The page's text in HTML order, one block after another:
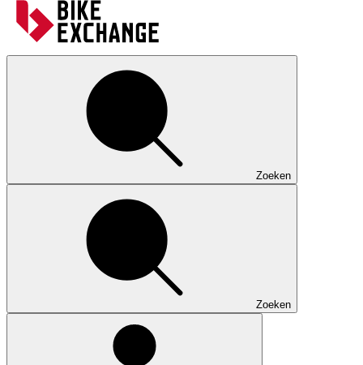
Zoeken
Zoeken